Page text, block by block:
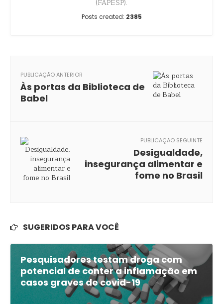
(FAPESP).
Posts created: 2385
PUBLICAÇÃO ANTERIOR
Às portas da Biblioteca de
Babel
PUBLICAÇÃO SEGUINTE
Desigualdade,
insegurança alimentar e
fome no Brasil
SUGERIDOS PARA VOCÊ
Pesquisadores testam droga com
potencial de conter a inflamação em
casos graves de covid-19